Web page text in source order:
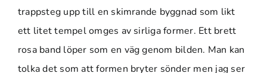
trappsteg upp till en skimrande byggnad som likt
ett litet tempel omges av sirliga former. Ett brett
rosa band löper som en väg genom bilden. Man kan
tolka det som att formen bryter sönder men jag ser